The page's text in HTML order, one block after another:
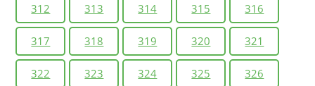
312 313 314 315 316
317 318 319 320 321
322 323 324 325 326